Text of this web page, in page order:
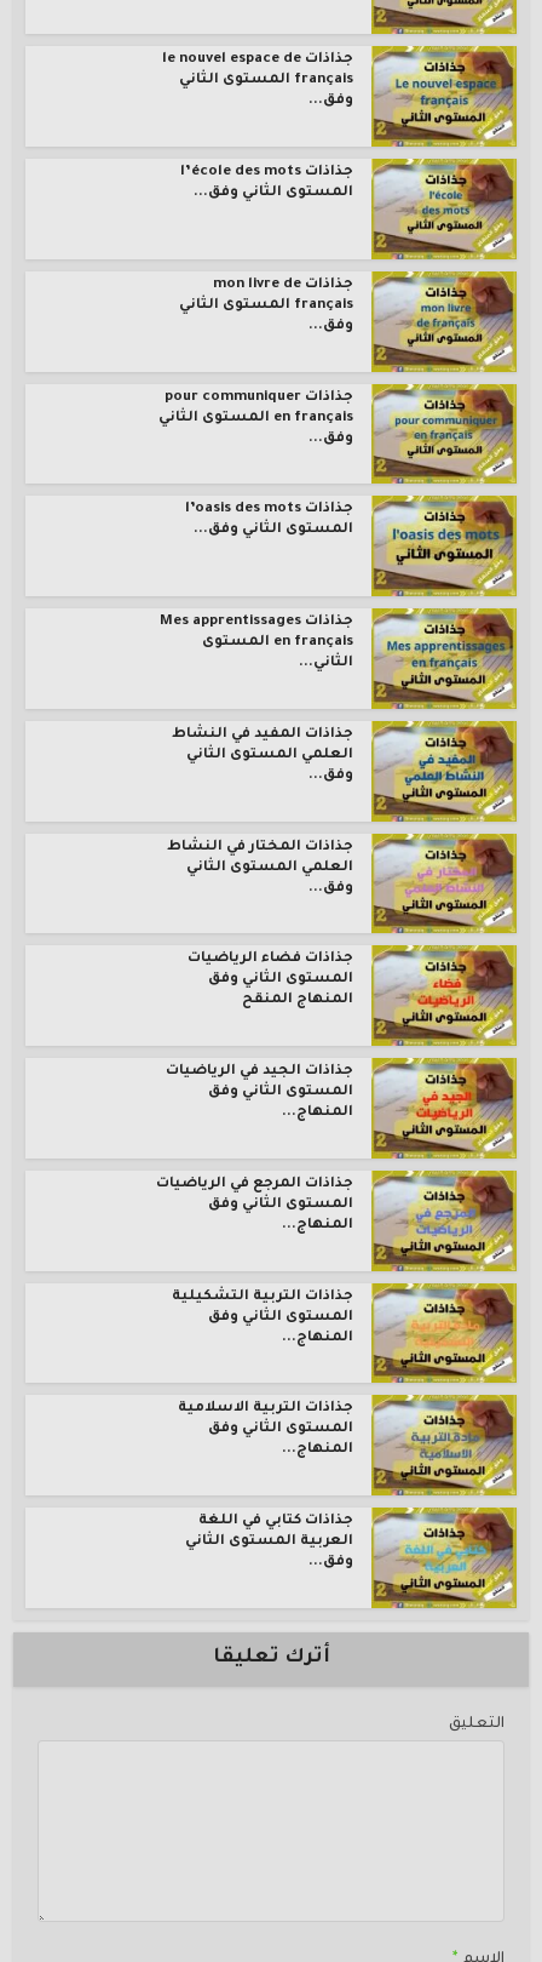
جذاذات le nouvel espace de
français المستوى الثاني
وفق...
جذاذات l’école des mots
المستوى الثاني وفق...
جذاذات mon livre de
français المستوى الثاني
وفق...
جذاذات pour communiquer
en français المستوى الثاني
وفق...
جذاذات l’oasis des mots
المستوى الثاني وفق...
جذاذات Mes apprentissages
en français المستوى
الثاني...
جذاذات المفيد في النشاط
العلمي المستوى الثاني
وفق...
جذاذات المختار في النشاط
العلمي المستوى الثاني
وفق...
جذاذات فضاء الرياضيات
المستوى الثاني وفق
المنهاج المنقح
جذاذات الجيد في الرياضيات
المستوى الثاني وفق
المنهاج...
جذاذات المرجع في الرياضيات
المستوى الثاني وفق
المنهاج...
جذاذات التربية التشكيلية
المستوى الثاني وفق
المنهاج...
جذاذات التربية الاسلامية
المستوى الثاني وفق
المنهاج...
جذاذات كتابي في اللغة
العربية المستوى الثاني
وفق...
أترك تعليقا
التعليق